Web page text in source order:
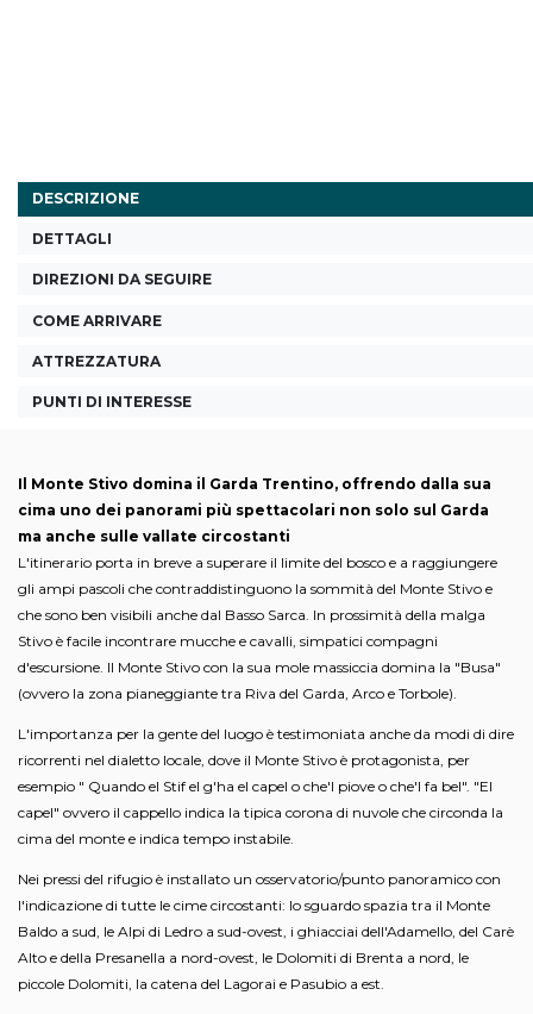
DESCRIZIONE
DETTAGLI
DIREZIONI DA SEGUIRE
COME ARRIVARE
ATTREZZATURA
PUNTI DI INTERESSE
Il Monte Stivo domina il Garda Trentino, offrendo dalla sua
cima uno dei panorami più spettacolari non solo sul Garda
ma anche sulle vallate circostanti
L'itinerario porta in breve a superare il limite del bosco e a raggiungere
gli ampi pascoli che contraddistinguono la sommità del Monte Stivo e
che sono ben visibili anche dal Basso Sarca. In prossimità della malga
Stivo è facile incontrare mucche e cavalli, simpatici compagni
d'escursione. Il Monte Stivo con la sua mole massiccia domina la "Busa"
(ovvero la zona pianeggiante tra Riva del Garda, Arco e Torbole).
L'importanza per la gente del luogo è testimoniata anche da modi di dire
ricorrenti nel dialetto locale, dove il Monte Stivo è protagonista, per
esempio " Quando el Stif el g'ha el capel o che'l piove o che'l fa bel". "El
capel" ovvero il cappello indica la tipica corona di nuvole che circonda la
cima del monte e indica tempo instabile.
Nei pressi del rifugio è installato un osservatorio/punto panoramico con
l'indicazione di tutte le cime circostanti: lo sguardo spazia tra il Monte
Baldo a sud, le Alpi di Ledro a sud-ovest, i ghiacciai dell'Adamello, del Carè
Alto e della Presanella a nord-ovest, le Dolomiti di Brenta a nord, le
piccole Dolomiti, la catena del Lagorai e Pasubio a est.